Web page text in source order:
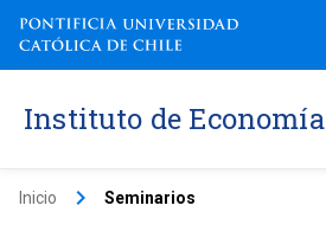
Instituto de Economía
Inicio keyboard_arrow_right Seminarios